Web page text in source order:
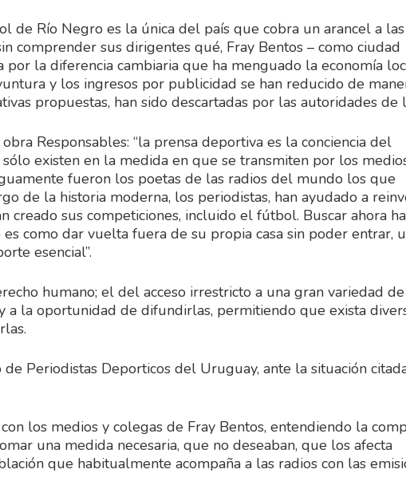
de Río Negro es la única del país que cobra un arancel a
comprender sus dirigentes qué, Fray Bentos – como ciudad
por la diferencia cambiaria que ha menguado la economía
y los ingresos por publicidad se han reducido de
propuestas, han sido descartadas por las autoridades de
Responsables: “la prensa deportiva es la conciencia del
existen en la medida en que se transmiten por los
fueron los poetas de las radios del mundo los que
de la historia moderna, los periodistas, han ayudado a
creado sus competiciones, incluido el fútbol. Buscar ahora
como dar vuelta fuera de su propia casa sin poder entrar,
esencial”.
humano; el del acceso irrestricto a una gran variedad de
a la oportunidad de difundirlas, permitiendo que exista
Periodistas Deporticos del Uruguay, ante la situación
los medios y colegas de Fray Bentos, entendiendo la
una medida necesaria, que no deseaban, que los afecta
que habitualmente acompaña a las radios con las